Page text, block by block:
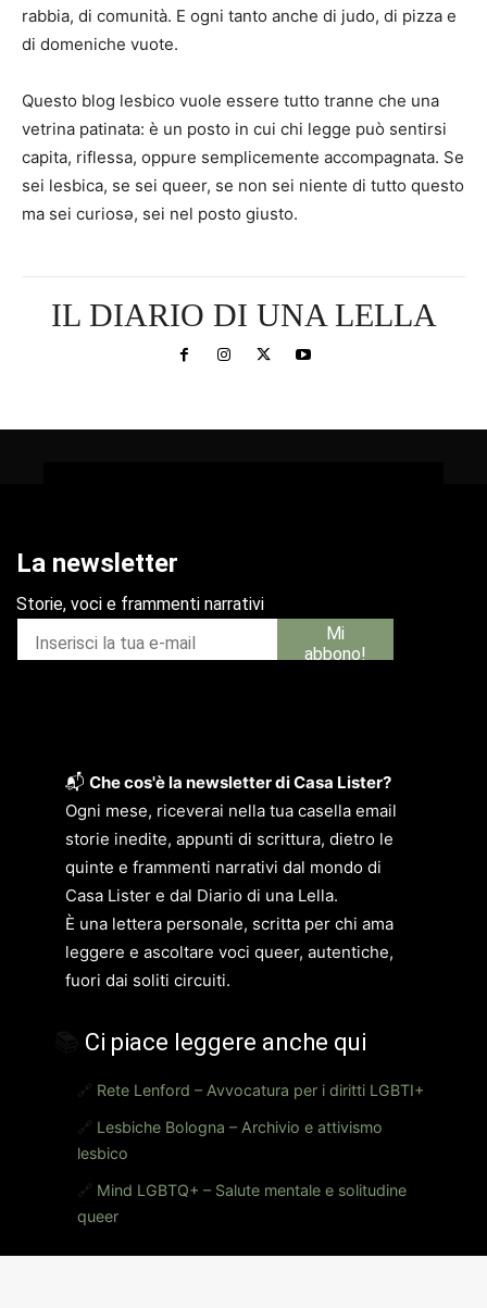
rabbia, di comunità. E ogni tanto anche di judo, di pizza e
di domeniche vuote.
Questo blog lesbico vuole essere tutto tranne che una
vetrina patinata: è un posto in cui chi legge può sentirsi
capita, riflessa, oppure semplicemente accompagnata. Se
sei lesbica, se sei queer, se non sei niente di tutto questo
ma sei curiosə, sei nel posto giusto.
IL DIARIO DI UNA LELLA
📬 Che cos'è la newsletter di Casa Lister?
Ogni mese, riceverai nella tua casella email
storie inedite, appunti di scrittura, dietro le
quinte e frammenti narrativi dal mondo di
Casa Lister e dal Diario di una Lella.
È una lettera personale, scritta per chi ama
leggere e ascoltare voci queer, autentiche,
fuori dai soliti circuiti.
Ci piace leggere anche qui
🔗 Rete Lenford – Avvocatura per i diritti LGBTI+
🔗 Lesbiche Bologna – Archivio e attivismo
lesbico
🔗 Mind LGBTQ+ – Salute mentale e solitudine
queer